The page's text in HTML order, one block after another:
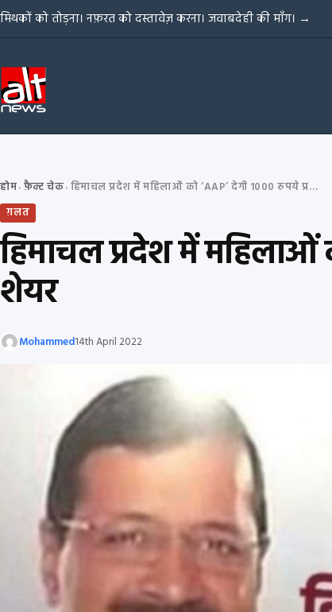
Skip to content
मिथकों को तोड़ना। नफ़रत को दस्तावेज़ करना। जवाबदेही की माँग। →
होम› फ़ैक्ट चेक›
हिमाचल प्रदेश में महिलाओं को ‘AAP’ देगी 1000 रुपये प्रतिमाह? एडिटेड तस्वीर शेयर
ग़लत
हिमाचल प्रदेश में महिलाओं
शेयर
Mohammed14th April 2022